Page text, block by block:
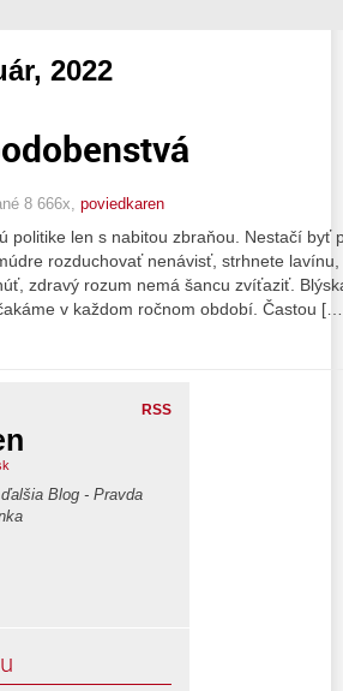
2022
8 666x, poviedkaren
politike len s nabitou zbraňou. Nestačí byť
rozduchovať nenávisť, strhnete
zdravý rozum nemá šancu zvíťaziť.
v každom ročnom období. Častou
RSS
Blog - Pravda